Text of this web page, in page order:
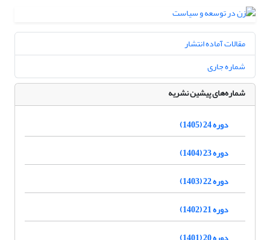
مقالات آماده انتشار
شماره جاری
شماره‌های پیشین نشریه
دوره 24 (1405)
دوره 23 (1404)
دوره 22 (1403)
دوره 21 (1402)